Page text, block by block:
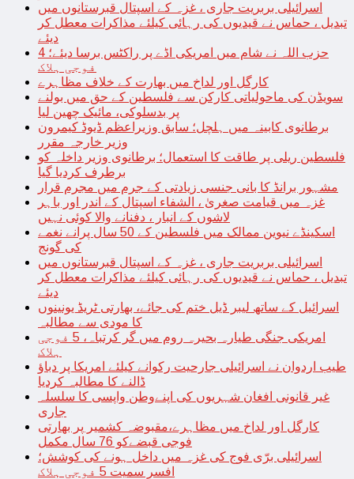
اسرائیلی بربریت جاری ، غزہ کے اسپتال قبرستانوں میں
تبدیل ، حماس نے قیدیوں کی رہائی کیلئے مذاکرات معطل کر
دیئے
حزب اللہ نے شام میں امریکی اڈے پر راکٹس برسا دیئے؛ 4
فوجی ہلاک
کارگل اور لداخ میں بھارت کے خلاف مظاہرے
سویڈن کی ماحولیاتی کارکن سے فلسطین کے حق میں بولنے
پر بدسلوکی، مائیک چھین لیا
برطانوی کابینہ میں ہلچل؛ سابق وزیراعظم ڈیوڈ کیمرون
وزیر خارجہ مقرر
فلسطین ریلی پر طاقت کا استعمال؛ برطانوی وزیر داخلہ کو
برطرف کردیا گیا
مشہور برانڈ کا بانی جنسی زیادتی کے جرم میں مجرم قرار
غزہ میں قیامت صغریٰ ، الشفاء اسپتال کے اندر اور باہر
لاشوں کے انبار ، دفنانے والا کوئی نہیں
اسکینڈے نیوین ممالک میں فلسطین کے 50 سال پرانے نغمے
کی گونج
اسرائیلی بربریت جاری ، غزہ کے اسپتال قبرستانوں میں
تبدیل ، حماس نے قیدیوں کی رہائی کیلئے مذاکرات معطل کر
دیئے
اسرائیل کے ساتھ لیبر ڈیل ختم کی جائے، بھارتی ٹریڈ یونینوں
کا مودی سے مطالبہ
امریکی جنگی طیارہ بحیرہ روم میں گر کرتباہ، 5 فوجی
ہلاک
طیب اردوان نے اسرائیلی جارحیت رکوانے کیلئے امریکا پر دباؤ
ڈالنے کا مطالبہ کردیا
غیر قانونی افغان شہریوں کی اپنےوطن واپسی کا سلسلہ
جاری
کارگل اور لداخ میں مظاہرے،مقبوضہ کشمیر پر بھارتی
فوجی قبضےکو 76 سال مکمل
اسرائیلی برّی فوج کی غزہ میں داخل ہونے کی کوشش؛
افسر سمیت 5 فوجی ہلاک